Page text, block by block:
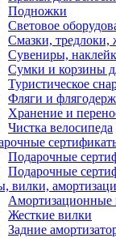
Подножки
Световое
Смазки, тредлоки,
Сувениры,
Сумки и корзины
Туристическое
Фляги и
Хранение и
Чистка велосипеда
Подарочные
Подарочные
вилки,
Амортизационные
Жесткие вилки
Задние